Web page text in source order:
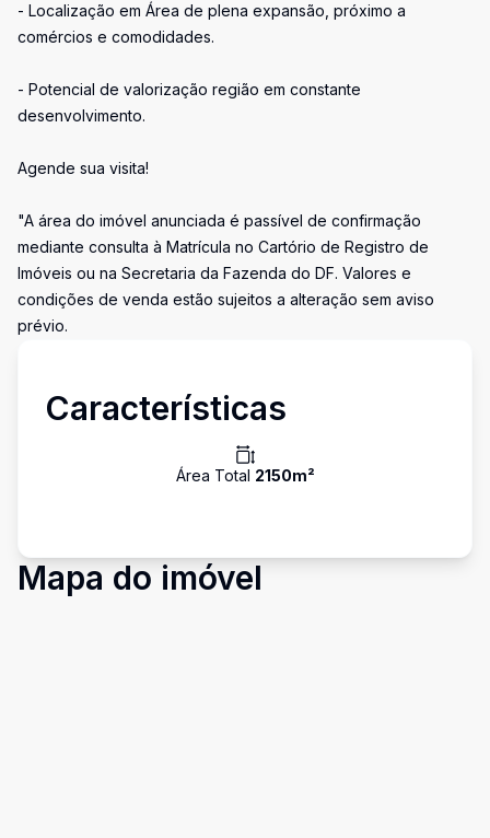
- Localização em Área de plena expansão, próximo a
comércios e comodidades.
- Potencial de valorização região em constante
desenvolvimento.
Agende sua visita!
"A área do imóvel anunciada é passível de confirmação
mediante consulta à Matrícula no Cartório de Registro de
Imóveis ou na Secretaria da Fazenda do DF. Valores e
condições de venda estão sujeitos a alteração sem aviso
prévio.
Características
Área Total 2150m²
Mapa do imóvel